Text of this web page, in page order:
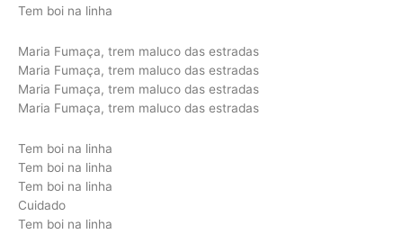
Tem boi na linha
Maria Fumaça, trem maluco das estradas
Maria Fumaça, trem maluco das estradas
Maria Fumaça, trem maluco das estradas
Maria Fumaça, trem maluco das estradas
Tem boi na linha
Tem boi na linha
Tem boi na linha
Cuidado
Tem boi na linha